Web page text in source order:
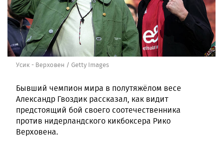
Усик - Верховен / Getty Images
Бывший чемпион мира в полутяжёлом весе
Александр Гвоздик рассказал, как видит
предстоящий бой своего соотечественника
против нидерландского кикбоксера Рико
Верховена.